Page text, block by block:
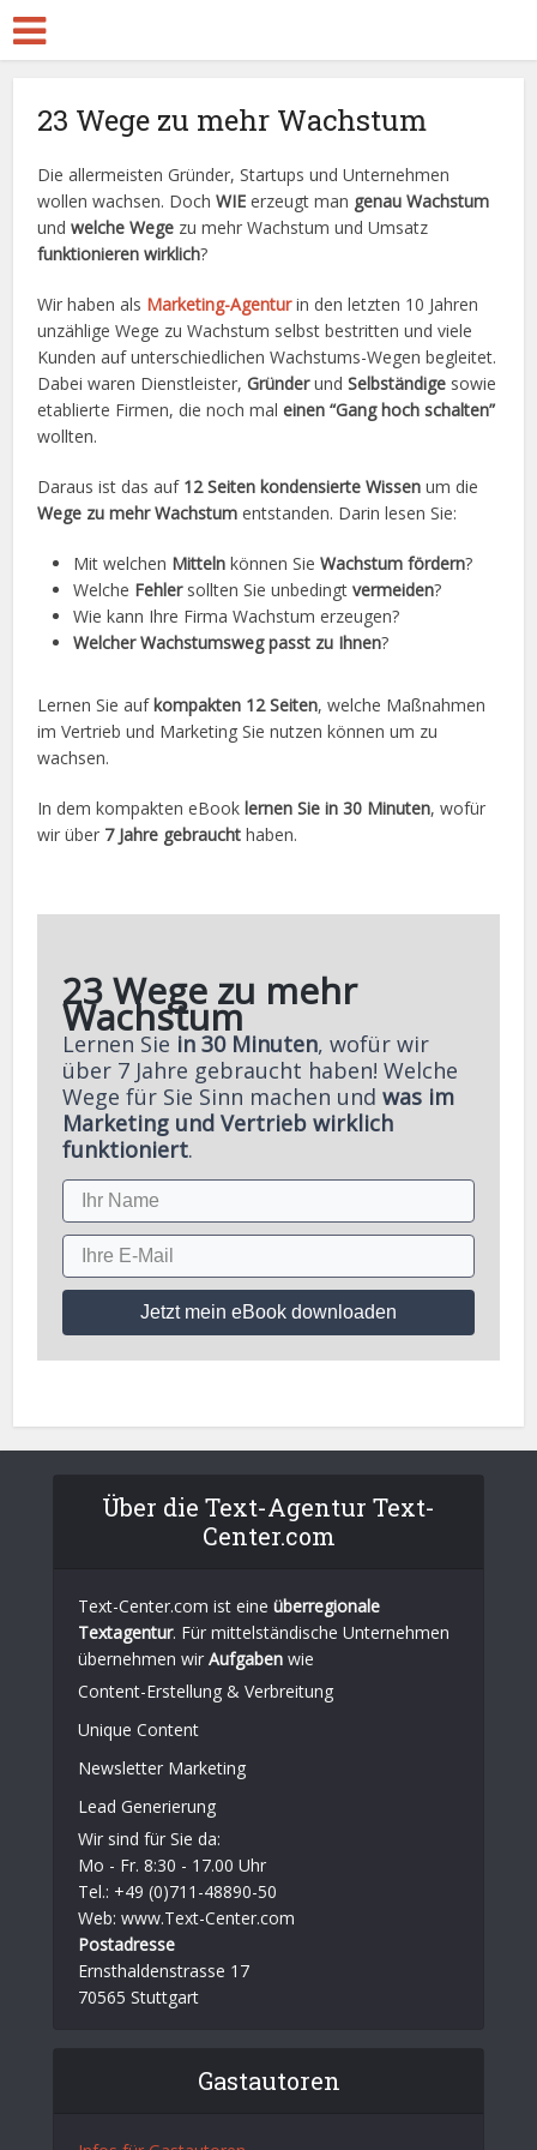
23 Wege zu mehr Wachstum
Die allermeisten Gründer, Startups und Unternehmen
wollen wachsen. DochWIE erzeugt man genau Wachstum
undwelche Wege zu mehr Wachstum und Umsatz
funktionieren wirklich?
Wir haben als Marketing-Agenturin den letzten 10 Jahren
unzählige Wege zu Wachstum selbst bestritten und viele
Kunden auf unterschiedlichen Wachstums-Wegen begleitet.
Dabei waren Dienstleister,GründerundSelbständige sowie
etablierte Firmen, die noch maleinen “Gang hoch schalten”
wollten.
Daraus ist das auf 12 Seiten kondensierte Wissen um die
Wege zu mehr Wachstum entstanden. Darin lesen Sie:
Mit welchen Mitteln können SieWachstum fördern?
Welche Fehlersollten Sie unbedingtvermeiden?
Wie kann Ihre Firma Wachstum erzeugen?
Welcher Wachstumsweg passt zu Ihnen?
Lernen Sie aufkompakten 12 Seiten, welche Maßnahmen
im Vertrieb und Marketing Sie nutzen können um zu
wachsen.
In dem kompakten eBook lernen Sie in 30 Minuten, wofür
wir über 7 Jahre gebraucht haben.
23 Wege zu mehr
Wachstum
Lernen Sie in 30 Minuten, wofür wir
über 7 Jahre gebraucht haben! Welche
Wege für Sie Sinn machen undwas im
Marketing und Vertrieb wirklich
funktioniert.
Jetzt mein eBook downloaden
Über die Text-Agentur Text-
Center.com
Text-Center.com ist eine überregionale
Textagentur. Für mittelständische Unternehmen
übernehmen wir Aufgaben wie
Content-Erstellung & Verbreitung
Unique Content
Newsletter Marketing
Lead Generierung
Wir sind für Sie da:
Mo - Fr. 8:30 - 17.00 Uhr
Tel.: +49 (0)711-48890-50
Web: www.Text-Center.com
Postadresse
Ernsthaldenstrasse 17
70565 Stuttgart
Gastautoren